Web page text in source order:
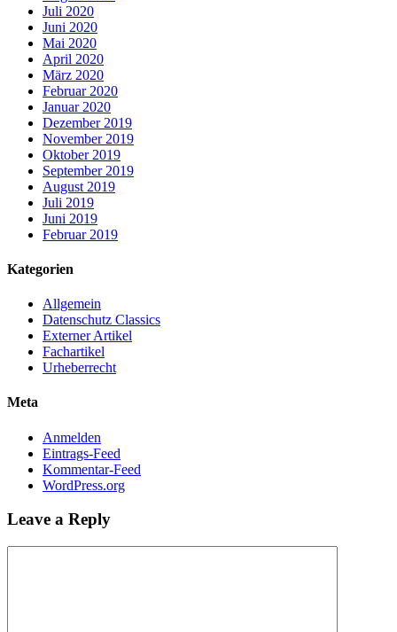
Juli 2020
Juni 2020
Mai 2020
April 2020
März 2020
Februar 2020
Januar 2020
Dezember 2019
November 2019
Oktober 2019
September 2019
August 2019
Juli 2019
Juni 2019
Februar 2019
Kategorien
Allgemein
Datenschutz Classics
Externer Artikel
Fachartikel
Urheberrecht
Meta
Anmelden
Eintrags-Feed
Kommentar-Feed
WordPress.org
Leave a Reply